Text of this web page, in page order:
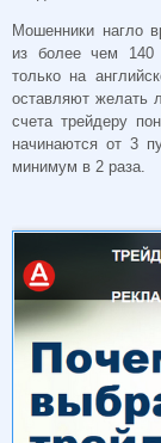
Мошенники нагло
из более чем 140
только на
оставляют желать
счета трейдеру
начинаются от 3
минимум в 2 раза.